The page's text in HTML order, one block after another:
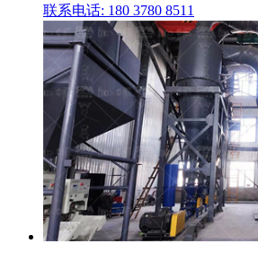
联系电话: 180 3780 8511